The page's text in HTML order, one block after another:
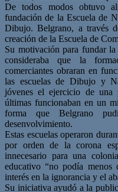
De todos modos obtuvo
fundación de la Escuela de
Dibujo. Belgrano, a través
creación de la Escuela de
Su motivación para fundar
consideraba que la
comerciantes obraran en
las escuelas de Dibujo y
jóvenes el ejercicio de una
últimas funcionaban en un
forma que Belgrano
desenvolvimiento.
Estas escuelas operaron
por orden de la corona
innecesario para una
educativo “no podía menos
interés en la ignorancia y el
Su iniciativa ayudó a la